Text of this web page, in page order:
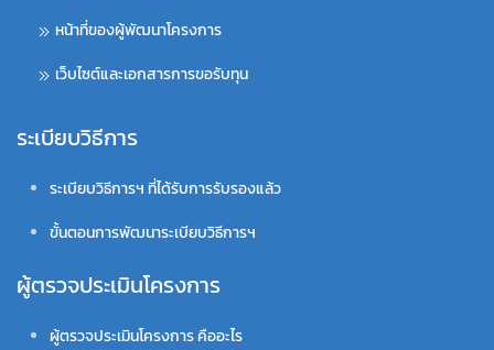
หน้าที่ของผู้พัฒนาโครงการ
เว็บไซต์และเอกสารการขอรับทุน
ระเบียบวิธีการ
ระเบียบวิธีการฯ ที่ได้รับการรับรองแล้ว
ขั้นตอนการพัฒนาระเบียบวิธีการฯ
ผู้ตรวจประเมินโครงการ
ผู้ตรวจประเมินโครงการ คืออะไร